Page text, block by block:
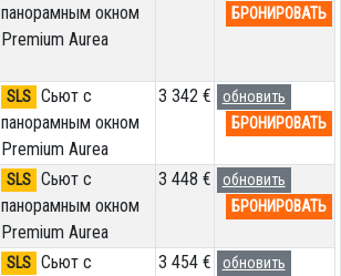
панорамным окном
Premium Aurea
БРОНИРОВАТЬ
SLS Сьют с
панорамным окном
Premium Aurea
3 342 €
обновить
БРОНИРОВАТЬ
SLS Сьют с
панорамным окном
Premium Aurea
3 448 €
обновить
БРОНИРОВАТЬ
SLS Сьют с
3 454 €
обновить